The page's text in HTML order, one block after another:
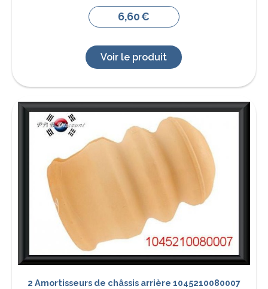
6,60€
Voir le produit
2 Amortisseurs de châssis arrière 1045210080007